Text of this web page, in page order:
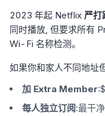
2023 年起 Netflix 严打
同时播放, 但要求所有
Wi-Fi 名称检测。
如果你和家人不同地址
加 Extra Member
每人独立订阅:最干